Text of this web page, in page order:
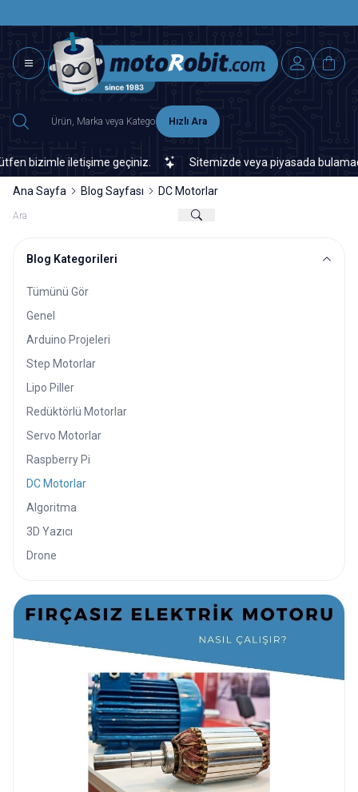
Hızlı Ara
iletişime geçiniz. Sitemizde veya piyasada
Ana Sayfa Blog Sayfası DC Motorlar
Blog Kategorileri
Tümünü Gör
Genel
Arduino Projeleri
Step Motorlar
Lipo Piller
Redüktörlü Motorlar
Servo Motorlar
Raspberry Pi
DC Motorlar
Algoritma
3D Yazıcı
Drone